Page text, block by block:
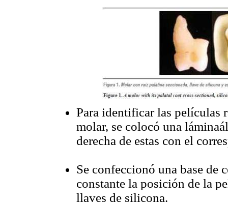
Para identificar las películas
molar, se colocó una
derecha de estas con el
Se confeccionó una base de
constante la posición de la
llaves de silicona.